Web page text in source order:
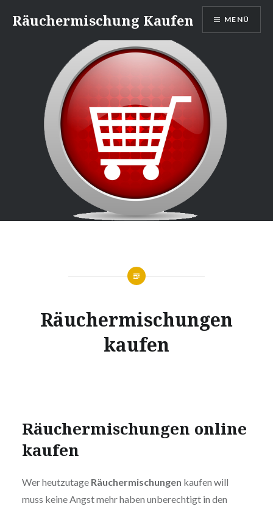
zumRäuchermischung Kaufen MENÜ
Räuchermischungen
kaufen
Räuchermischungen online
kaufen
Wer heutzutage Räuchermischungen kaufen will
muss keine Angst mehr haben unberechtigt in den